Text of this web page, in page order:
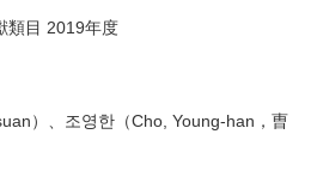
類目 2019年度
）、조영한（Cho, Young-han，曺